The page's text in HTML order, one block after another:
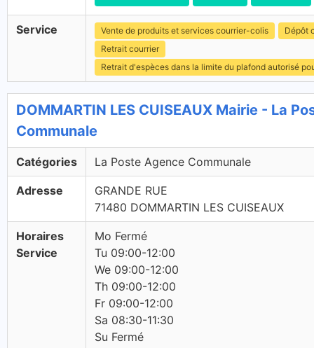
Service Vente de produits et services courrier-colis
Dépôt
Retrait courrier
Retrait d'espèces dans la limite du plafond autorisé
DOMMARTIN LES CUISEAUX Mairie - La
Communale
Catégories La Poste Agence Communale
Adresse
GRANDE RUE
71480 DOMMARTIN LES CUISEAUX
Horaires
Service
Mo Fermé
Tu 09:00-12:00
We 09:00-12:00
Th 09:00-12:00
Fr 09:00-12:00
Sa 08:30-11:30
Su Fermé